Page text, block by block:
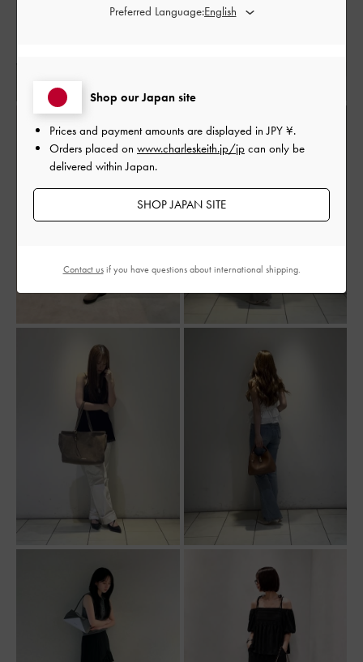
Shop our Japan site
Prices and payment amounts are displayed inJPY ¥.
Orders placed on www.charleskeith.jp/jp can only be
delivered within Japan.
SHOP JAPAN SITE
Preferred Language:
Contact usif you have questions about international shipping.